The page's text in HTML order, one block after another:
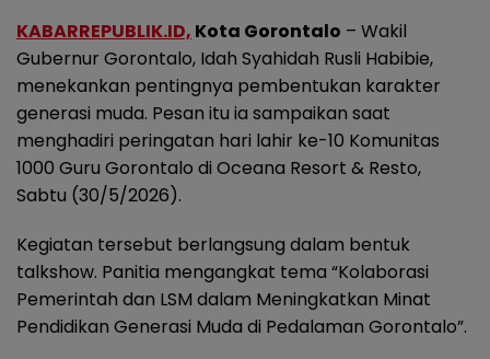
KABARREPUBLIK.ID, Kota Gorontalo – Wakil
Gubernur Gorontalo, Idah Syahidah Rusli Habibie,
menekankan pentingnya pembentukan karakter
generasi muda. Pesan itu ia sampaikan saat
menghadiri peringatan hari lahir ke-10 Komunitas
1000 Guru Gorontalo di Oceana Resort & Resto,
Sabtu (30/5/2026).
Kegiatan tersebut berlangsung dalam bentuk
talkshow. Panitia mengangkat tema “Kolaborasi
Pemerintah dan LSM dalam Meningkatkan Minat
Pendidikan Generasi Muda di Pedalaman Gorontalo”.